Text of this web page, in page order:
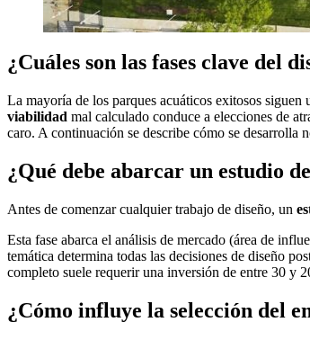
¿Cuáles son las fases clave del
La mayoría de los parques acuáticos exitosos siguen
viabilidad mal calculado conduce a elecciones de
caro. A continuación se describe cómo se desarrolla
¿Qué debe abarcar un estudio
Antes de comenzar cualquier trabajo de diseño, un
Esta fase abarca el análisis de mercado (área de
temática determina todas las decisiones de diseño
completo suele requerir una inversión de entre 30 y
¿Cómo influye la selección del